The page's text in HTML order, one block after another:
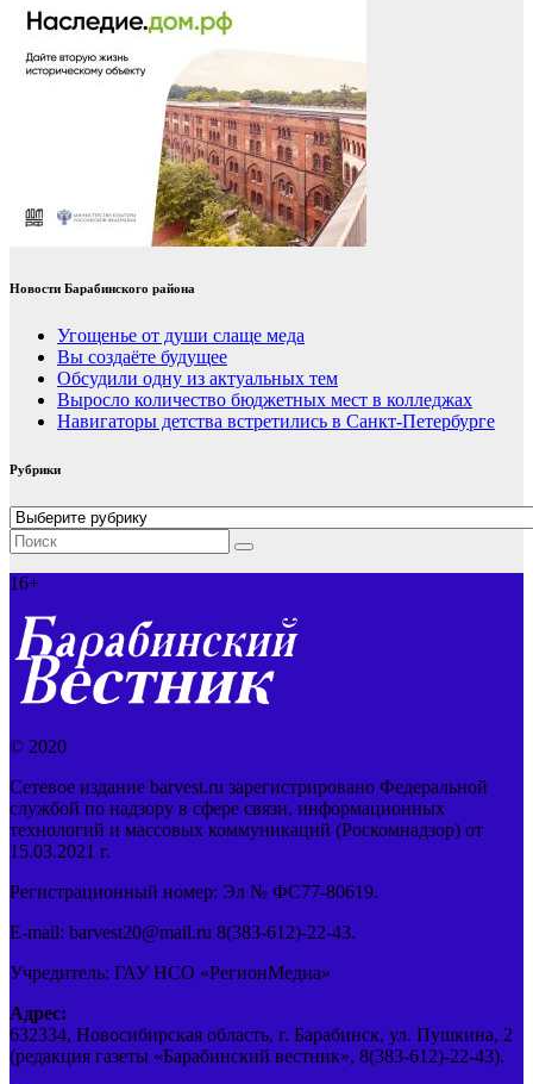
Новости Барабинского района
Угощенье от души слаще меда
Вы создаёте будущее
Обсудили одну из актуальных тем
Выросло количество бюджетных мест в колледжах
Навигаторы детства встретились в Санкт-Петербурге
Рубрики
Рубрики
16+
© 2020
Сетевое издание barvest.ru зарегистрировано Федеральной
службой по надзору в сфере связи, информационных
технологий и массовых коммуникаций (Роскомнадзор) от
15.03.2021 г.
Регистрационный номер: Эл № ФС77-80619.
E-mail: barvest20@mail.ru 8(383-612)-22-43.
Учредитель: ГАУ НСО «РегионМедиа»
Адрес:
632334, Новосибирская область, г. Барабинск, ул. Пушкина, 2
(редакция газеты «Барабинский вестник», 8(383-612)-22-43).